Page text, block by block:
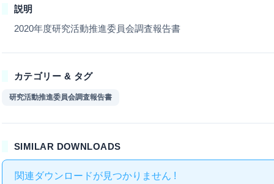
説明
2020年度研究活動推進委員会調査報告書
カテゴリー & タグ
研究活動推進委員会調査報告書
SIMILAR DOWNLOADS
関連ダウンロードが見つかりません !